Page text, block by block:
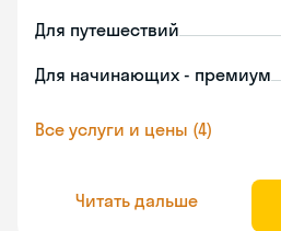
Для путешествий
Для начинающих - премиум
Все услуги и цены (4)
Читать дальше